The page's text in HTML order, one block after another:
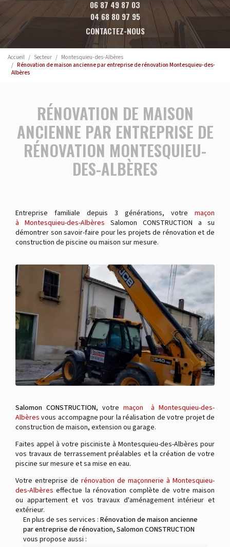
06 87 49 87 03
04 68 80 97 95
CONTACTEZ-NOUS
Accueil Secteur
Montesquieu-des-Albères
Rénovation de maison ancienne par entreprise de rénovation Montesquieu-des-
Albères
RÉNOVATION DE MAISON
ANCIENNE PAR ENTREPRISE DE
RÉNOVATION MONTESQUIEU-
DES-ALBÈRES
Entreprise familiale depuis 3 générations, votre maçon
à Montesquieu-des-Albères Salomon CONSTRUCTION a su
démontrer son savoir-faire pour les projets de rénovation et de
construction de piscine ou maison sur mesure.
Salomon CONSTRUCTION, votre maçon à Montesquieu-des-
Albères vous accompagne pour la réalisation de votre projet de
construction de maison, extension ou garage.
Faites appel à votre pisciniste à Montesquieu-des-Albères pour
vos travaux de terrassement préalables et la création de votre
piscine sur mesure et sa mise en eau.
Votre entreprise de rénovation de maçonnerie à Montesquieu-
des-Albères effectue la rénovation complète de votre maison
ou appartement et vos travaux d'aménagement intérieur et
extérieur.
En plus de ses services : Rénovation de maison ancienne
par entreprise de rénovation, Salomon CONSTRUCTION
vous propose aussi :